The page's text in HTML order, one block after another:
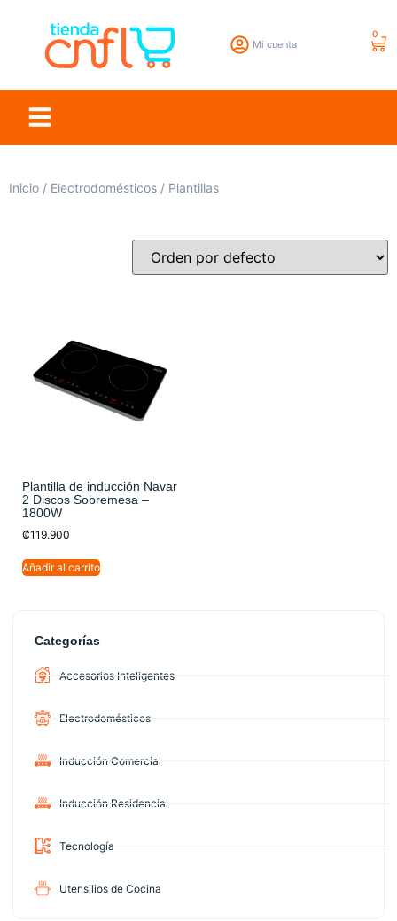
Mi cuenta
0
Inicio / Electrodomésticos / Plantillas
Categorías
Accesorios Inteligentes
Electrodomésticos
Inducción Comercial
Inducción Residencial
Tecnología
Utensilios de Cocina
Plantilla de inducción Navar
2 Discos Sobremesa –
1800W
₡119.900
Añadir al carrito